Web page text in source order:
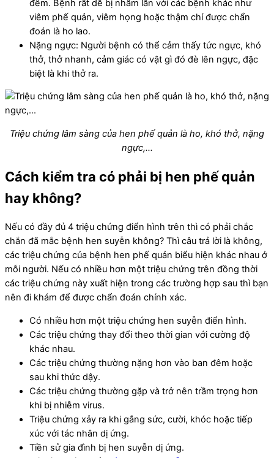
đêm. Bệnh rất dễ bị nhầm lẫn với các bệnh khác như
viêm phế quản, viêm họng hoặc thậm chí được chẩn
đoán là ho lao.
Nặng ngực: Người bệnh có thể cảm thấy tức ngực, khó
thở, thở nhanh, cảm giác có vật gì đó đè lên ngực, đặc
biệt là khi thở ra.
Triệu chứng lâm sàng của hen phế quản là ho, khó thở, nặng
ngực,…
Cách kiểm tra có phải bị hen phế quản
hay không?
Nếu có đầy đủ 4 triệu chứng điển hình trên thì có phải chắc
chắn đã mắc bệnh hen suyễn không? Thì câu trả lời là không,
các triệu chứng của bệnh hen phế quản biểu hiện khác nhau ở
mỗi người. Nếu có nhiều hơn một triệu chứng trên đồng thời
các triệu chứng này xuất hiện trong các trường hợp sau thì bạn
nên đi khám để được chẩn đoán chính xác.
Có nhiều hơn một triệu chứng hen suyễn điển hình.
Các triệu chứng thay đổi theo thời gian với cường độ
khác nhau.
Các triệu chứng thường nặng hơn vào ban đêm hoặc
sau khi thức dậy.
Các triệu chứng thường gặp và trở nên trầm trọng hơn
khi bị nhiễm virus.
Triệu chứng xảy ra khi gắng sức, cười, khóc hoặc tiếp
xúc với tác nhân dị ứng.
Tiền sử gia đình bị hen suyễn dị ứng.